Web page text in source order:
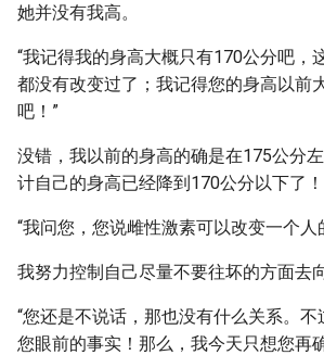
她并没有我高。
“我记得我的身高大概只有170公分吧，
都没有改变过了；我记得您的身高以前
吧！”
没错，我以前的身高的确是在175公分
计自己的身高已经降到170公分以下了！
“我问您，您说雌性激素可以改变一个人
我努力控制自己尽量不要往坏的方面去向
“您还是不说话，那也没有什么关系。
您眼前的事实！那么，我今天只想您再